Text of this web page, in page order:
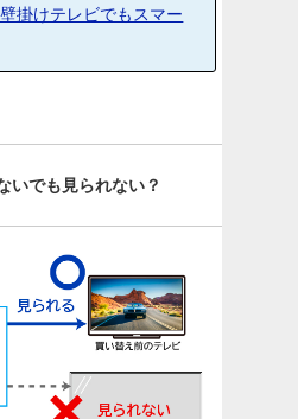
掛けテレビでもスマー
いでも見られない？